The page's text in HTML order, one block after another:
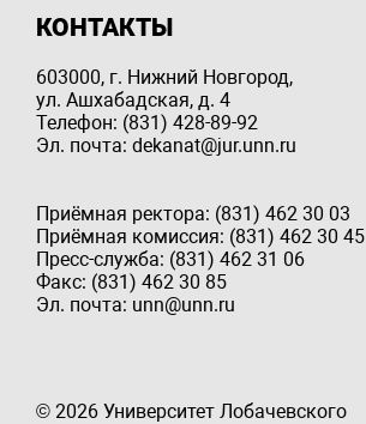
КОНТАКТЫ
603000, г. Нижний Новгород,
ул. Ашхабадская, д. 4
Телефон: (831) 428-89-92
Эл. почта: dekanat@jur.unn.ru
Приёмная ректора: (831) 462 30 03
Приёмная комиссия: (831) 462 30 45
Пресс-служба: (831) 462 31 06
Факс: (831) 462 30 85
Эл. почта: unn@unn.ru
© 2026 Университет Лобачевского